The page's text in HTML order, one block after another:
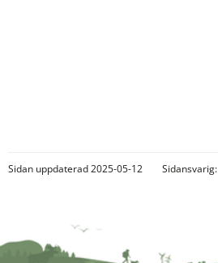
Sidan uppdaterad 2025-05-12 Sidansvarig: